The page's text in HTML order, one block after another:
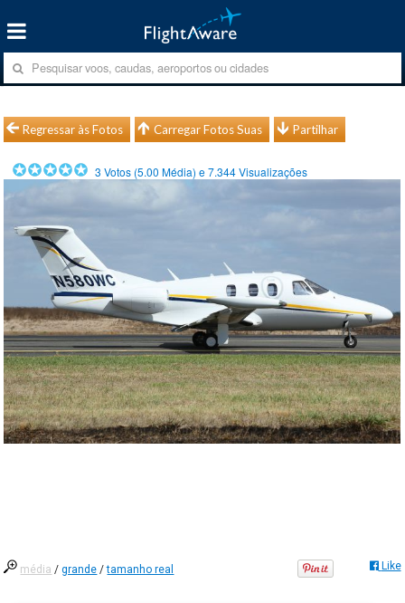
Regressar às Fotos Carregar Fotos Suas Partilhar
3 Votos (5.00 Média) e7.344Visualizações
média /grande /tamanho real Like